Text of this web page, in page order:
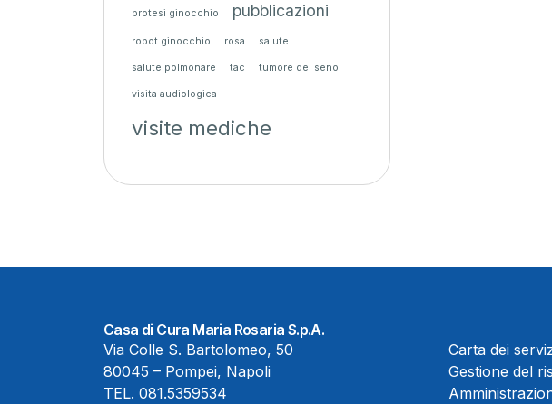
protesi ginocchio pubblicazioni
robot ginocchio rosa salute
salute polmonare tac tumore del seno
visita audiologica
visite mediche
Casa di Cura Maria Rosaria S.p.A.
Via Colle S. Bartolomeo, 50
80045 – Pompei, Napoli
TEL. 081.5359534
Carta dei
Gestione del